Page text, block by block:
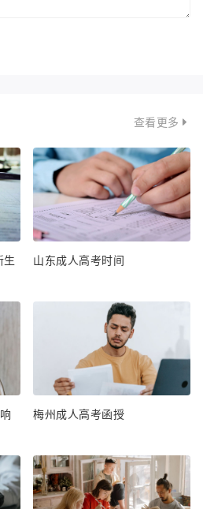
查看更多
生
山东成人高考时间
梅州成人高考函授